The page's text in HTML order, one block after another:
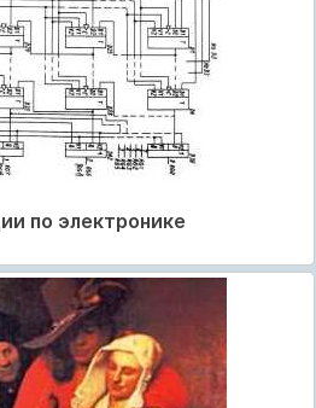
по электронике